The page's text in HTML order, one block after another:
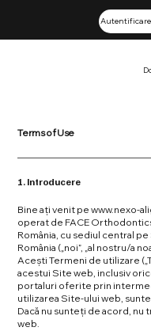
Terms of Use
1. Introducere
Bine ați venit pewww.nexo-
operat de FACE
România, cu sediul central
România („noi”, „al nostru/a
Acești Termeni de utilizare
acestui Site web, inclusiv
portaluri oferite prin
utilizarea Site-ului web,
Dacă nu sunteți de acord, nu
web.